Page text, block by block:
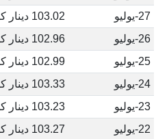
27-يوليو
103.02 دينار كويتي
26-يوليو
102.96 دينار كويتي
25-يوليو
102.99 دينار كويتي
24-يوليو
103.33 دينار كويتي
23-يوليو
103.23 دينار كويتي
22-يوليو
103.27 دينار كويتي